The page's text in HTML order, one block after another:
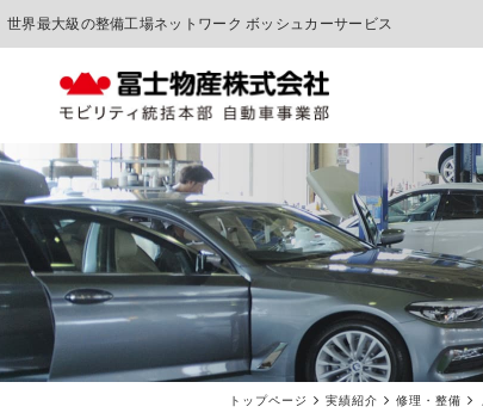
世界最大級の整備工場ネットワーク ボッシュカーサービス
トップページ 実績紹介 修理・整備